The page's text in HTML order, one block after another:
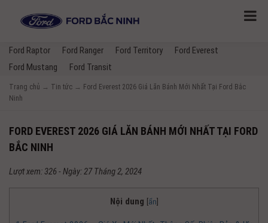
Ford Raptor Ford Ranger Ford Territory
Ford Everest
Ford Mustang
Ford Transit
Trang chủ → Tin tức → Ford Everest 2026 Giá Lăn Bánh Mới Nhất Tại Ford Bắc
Ninh
FORD EVEREST 2026 GIÁ LĂN BÁNH MỚI NHẤT TẠI FORD
BẮC NINH
Lượt xem: 326 - Ngày: 27 Tháng 2, 2024
Nội dung [ẩn]